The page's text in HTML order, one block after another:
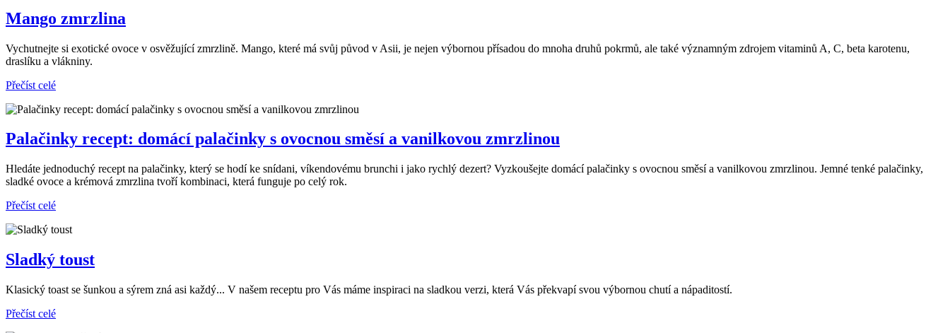
Mango zmrzlina
Vychutnejte si exotické ovoce v osvěžující zmrzlině. Mango, které má svůj původ v Asii, je nejen výbornou přísadou do mnoha druhů pokrmů, ale také významným zdrojem vitaminů A, C, beta karotenu,
draslíku a vlákniny.
Přečíst celé
Palačinky recept: domácí palačinky s ovocnou směsí a vanilkovou zmrzlinou
Hledáte jednoduchý recept na palačinky, který se hodí ke snídani, víkendovému brunchi i jako rychlý dezert? Vyzkoušejte domácí palačinky s ovocnou směsí a vanilkovou zmrzlinou. Jemné tenké palačinky,
sladké ovoce a krémová zmrzlina tvoří kombinaci, která funguje po celý rok.
Přečíst celé
Sladký toust
Klasický toast se šunkou a sýrem zná asi každý... V našem receptu pro Vás máme inspiraci na sladkou verzi, která Vás překvapí svou výbornou chutí a nápaditostí.
Přečíst celé